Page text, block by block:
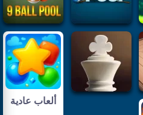
ألعاب عادية